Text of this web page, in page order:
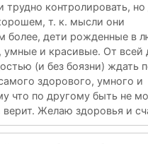
контролировать, но
т. к. мысли они
более, дети рожденные в
и красивые. От всей
(и без боязни) ждать
здорового, умного и
что по другому быть не
Желаю здоровья и